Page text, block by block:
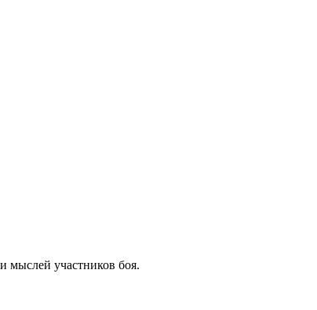
мыслей участников боя.